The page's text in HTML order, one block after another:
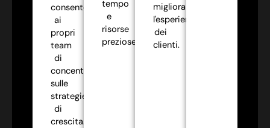
consentendo
ai
propri
team
di
concentrarsi
sulle
strategie
di
crescita.
tempo
e
risorse
preziose.
migliorando
l'esperienza
dei
clienti.